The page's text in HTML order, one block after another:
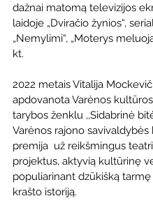
dažnai matomą televizijos
laidoje „Dviračio žynios“,
„Nemylimi“, „Moterys
kt.
2022 metais Vitalija
apdovanota Varėnos
tarybos ženklu ,,Sidabrinė
Varėnos rajono savivaldybės
premija  už reikšmingus
projektus, aktyvią kultūrinę
populiarinant dzūkišką tarmę
krašto istoriją.